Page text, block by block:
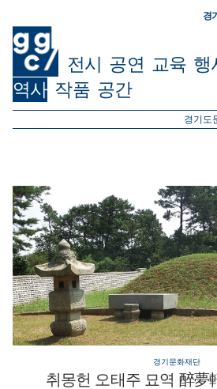
경
전시 공연 교육 행
역사 작품 공간
ggc/
경기문화재단
취몽헌 오태주 묘역 醉夢